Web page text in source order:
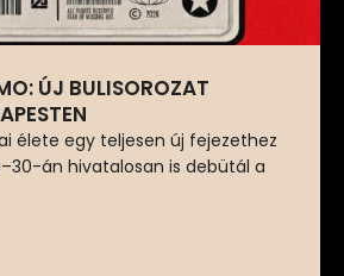
ÚJ BULISOROZAT
élete egy teljesen új fejezethez
án hivatalosan is debütál a